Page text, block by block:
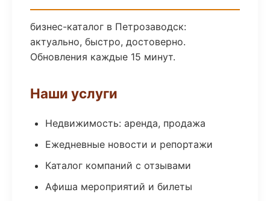
бизнес-каталог в Петрозаводск:
актуально, быстро, достоверно.
Обновления каждые 15 минут.
Наши услуги
Недвижимость: аренда, продажа
Ежедневные новости и репортажи
Каталог компаний с отзывами
Афиша мероприятий и билеты